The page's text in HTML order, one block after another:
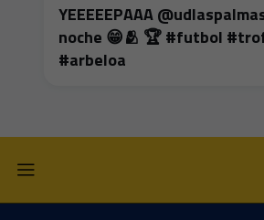
YEEEEEPAAA
noche 😁🫂 🏆 #futbol #trofeos #edit
#arbeloa